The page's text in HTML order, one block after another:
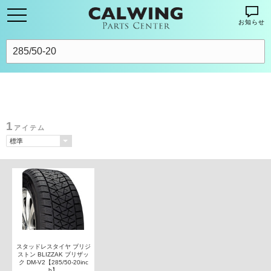
お知らせ
1 アイテム
スタッドレスタイヤ ブリジ
ストン BLIZZAK ブリザッ
ク DM-V2【285/50-20inc